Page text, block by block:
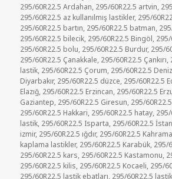
295/60R22.5 Ardahan, 295/60R22.5 artvin,
295/60R22.5 az kullanılmış lastikler, 295/
295/60R22.5 bartın, 295/60R22.5 batman,
295/60R22.5 bilecik, 295/60R22.5 Bingöl,
295/60R22.5 bolu, 295/60R22.5 Burdur, 295/
295/60R22.5 Çanakkale, 295/60R22.5 Çankırı,
lastik, 295/60R22.5 Çorum, 295/60R22.5
Diyarbakır, 295/60R22.5 düzce, 295/60R22.5
Elazığ, 295/60R22.5 Erzincan, 295/60R22.5
Gaziantep, 295/60R22.5 Giresun, 295/
295/60R22.5 Hakkari, 295/60R22.5 hatay,
lastik, 295/60R22.5 Isparta, 295/60R22.5
izmir, 295/60R22.5 ığdır, 295/60R22.5
kaplama lastikler, 295/60R22.5 Karabük, 295/
295/60R22.5 kars, 295/60R22.5 Kastamonu,
295/60R22.5 kilis, 295/60R22.5 Kocaeli, 295/
295/60R22.5 lastik ebatları, 295/60R22.5